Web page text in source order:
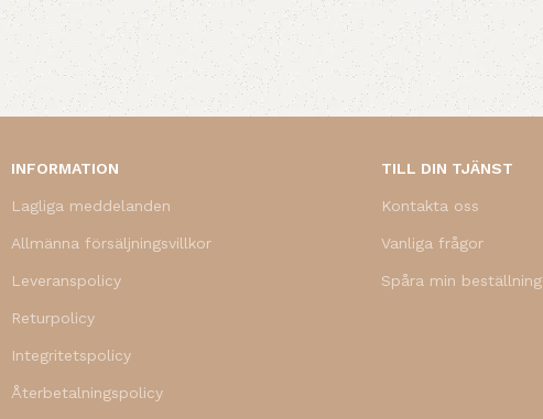
INFORMATION
Lagliga meddelanden
Allmänna försäljningsvillkor
Leveranspolicy
Returpolicy
Integritetspolicy
Återbetalningspolicy
TILL DIN TJÄNST
Kontakta oss
Vanliga frågor
Spåra min beställning